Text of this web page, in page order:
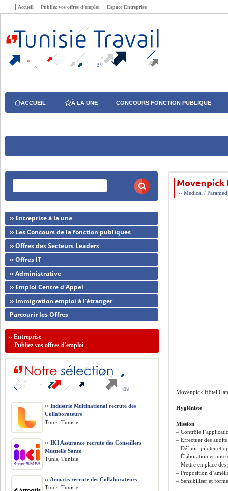
Accueil Publiez vos offres d’emploi Espace Entreprise
ACCUEIL À LA UNE CONCOURS FONCTION PUBLIQUE
››Médical /
Movenpick Hôtel
Hygiéniste
Mission
– Contrôle
– Effectuer des
– Définir, piloter et
– Élaboration et mise
– Mettre en place
– Proposition
– Sensibiliser et
›› Entreprise à la une
›› Les Concours de la fonction publiques
›› Offres des Secteurs Leaders
›› Offres IT
›› Administrative
›› Emploi Centre d'Appel
›› Immigration emploi à l'étranger
Parcourir les Offres
››Entreprise
Publiez vos offres d'emploi
›› Industrie Multinational recrute des
Collaborateurs
Tunis, Tunisie
›› IKI Assurance recrute des Conseillers
Mutuelle Santé
Tunis, Tunisie
›› Armatis recrute des Collaborateurs
Tunis, Tunisie